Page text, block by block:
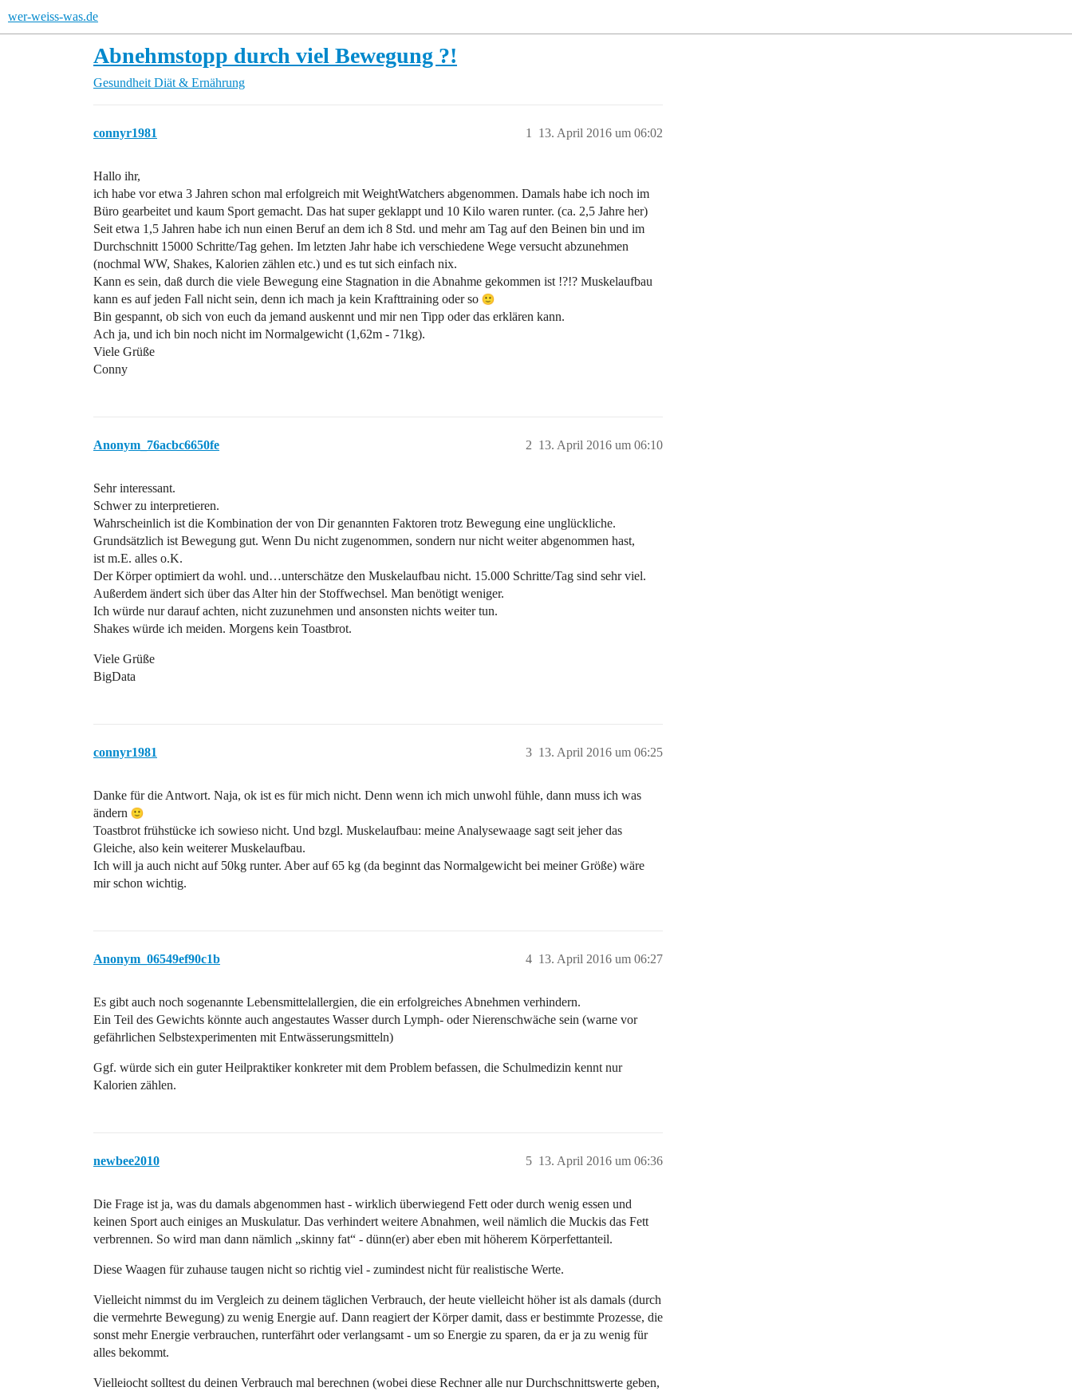
wer-weiss-was.de
Abnehmstopp durch viel Bewegung ?!
Gesundheit Diät & Ernährung
connyr1981 13. April 2016 um 06:02
1
Hallo ihr,
ich habe vor etwa 3 Jahren schon mal erfolgreich mit WeightWatchers abgenommen. Damals habe ich noch im
Büro gearbeitet und kaum Sport gemacht. Das hat super geklappt und 10 Kilo waren runter. (ca. 2,5 Jahre her)
Seit etwa 1,5 Jahren habe ich nun einen Beruf an dem ich 8 Std. und mehr am Tag auf den Beinen bin und im
Durchschnitt 15000 Schritte/Tag gehen. Im letzten Jahr habe ich verschiedene Wege versucht abzunehmen
(nochmal WW, Shakes, Kalorien zählen etc.) und es tut sich einfach nix.
Kann es sein, daß durch die viele Bewegung eine Stagnation in die Abnahme gekommen ist !?!? Muskelaufbau
kann es auf jeden Fall nicht sein, denn ich mach ja kein Krafttraining oder so
Bin gespannt, ob sich von euch da jemand auskennt und mir nen Tipp oder das erklären kann.
Ach ja, und ich bin noch nicht im Normalgewicht (1,62m - 71kg).
Viele Grüße
Conny
Anonym_76acbc6650fe 13. April 2016 um 06:10
2
Sehr interessant.
Schwer zu interpretieren.
Wahrscheinlich ist die Kombination der von Dir genannten Faktoren trotz Bewegung eine unglückliche.
Grundsätzlich ist Bewegung gut. Wenn Du nicht zugenommen, sondern nur nicht weiter abgenommen hast,
ist m.E. alles o.K.
Der Körper optimiert da wohl. und…unterschätze den Muskelaufbau nicht. 15.000 Schritte/Tag sind sehr viel.
Außerdem ändert sich über das Alter hin der Stoffwechsel. Man benötigt weniger.
Ich würde nur darauf achten, nicht zuzunehmen und ansonsten nichts weiter tun.
Shakes würde ich meiden. Morgens kein Toastbrot.
Viele Grüße
BigData
connyr1981 13. April 2016 um 06:25
3
Danke für die Antwort. Naja, ok ist es für mich nicht. Denn wenn ich mich unwohl fühle, dann muss ich was
ändern
Toastbrot frühstücke ich sowieso nicht. Und bzgl. Muskelaufbau: meine Analysewaage sagt seit jeher das
Gleiche, also kein weiterer Muskelaufbau.
Ich will ja auch nicht auf 50kg runter. Aber auf 65 kg (da beginnt das Normalgewicht bei meiner Größe) wäre
mir schon wichtig.
Anonym_06549ef90c1b 13. April 2016 um 06:27
4
Es gibt auch noch sogenannte Lebensmittelallergien, die ein erfolgreiches Abnehmen verhindern.
Ein Teil des Gewichts könnte auch angestautes Wasser durch Lymph- oder Nierenschwäche sein (warne vor
gefährlichen Selbstexperimenten mit Entwässerungsmitteln)
Ggf. würde sich ein guter Heilpraktiker konkreter mit dem Problem befassen, die Schulmedizin kennt nur
Kalorien zählen.
newbee2010 13. April 2016 um 06:36
5
Die Frage ist ja, was du damals abgenommen hast - wirklich überwiegend Fett oder durch wenig essen und
keinen Sport auch einiges an Muskulatur. Das verhindert weitere Abnahmen, weil nämlich die Muckis das Fett
verbrennen. So wird man dann nämlich „skinny fat“ - dünn(er) aber eben mit höherem Körperfettanteil.
Diese Waagen für zuhause taugen nicht so richtig viel - zumindest nicht für realistische Werte.
Vielleicht nimmst du im Vergleich zu deinem täglichen Verbrauch, der heute vielleicht höher ist als damals (durch
die vermehrte Bewegung) zu wenig Energie auf. Dann reagiert der Körper damit, dass er bestimmte Prozesse, die
sonst mehr Energie verbrauchen, runterfährt oder verlangsamt - um so Energie zu sparen, da er ja zu wenig für
alles bekommt.
Vielleiocht solltest du deinen Verbrauch mal berechnen (wobei diese Rechner alle nur Durchschnittswerte geben,